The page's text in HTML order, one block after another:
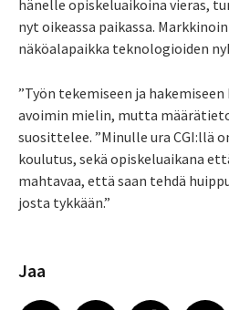
hänelle opiskeluaikoina vieras,
nyt oikeassa paikassa.
näköalapaikka teknologioiden
”Työn tekemiseen ja
avoimin mielin, mutta
suosittelee. ”Minulle ura CGI:llä
koulutus, sekä opiskeluaikana
mahtavaa, että saan tehdä
josta tykkään.”
Jaa